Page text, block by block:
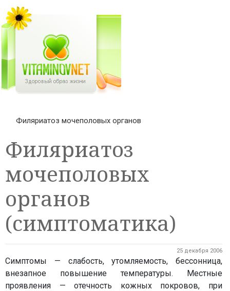
Филяриатоз мочеполовых органов
Филяриатоз
мочеполовых
органов
(симптоматика)
25 декабря 2006
Симптомы — слабость, утомляемость, бессонница,
внезапное повышение температуры. Местные
проявления — отечность кожных покровов, при